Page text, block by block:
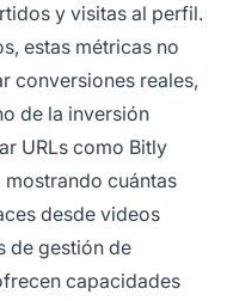
y visitas al perfil.
estas métricas no
conversiones reales,
de la inversión
URLs como Bitly
cuántas
desde videos
de gestión de
capacidades